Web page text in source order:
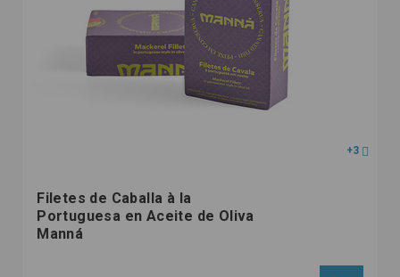
+3
Filetes de Caballa à la
Portuguesa en Aceite de Oliva
Manná